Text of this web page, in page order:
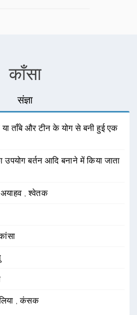
काँसा
संज्ञा
ताँबे और टीन के योग से बनी हुई एक
उपयोग बर्तन आदि बनाने में किया जाता
अयाहव ,श्वेतक
,कंसक